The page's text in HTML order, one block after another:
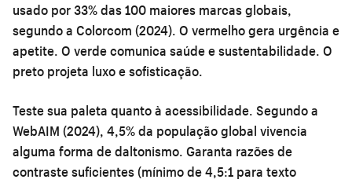
usado por 33% das 100 maiores marcas globais,
segundo a Colorcom (2024). O vermelho gera urgência e
apetite. O verde comunica saúde e sustentabilidade. O
preto projeta luxo e sofisticação.
Teste sua paleta quanto à acessibilidade. Segundo a
WebAIM (2024), 4,5% da população global vivencia
alguma forma de daltonismo. Garanta razões de
contraste suficientes (mínimo de 4,5:1 para texto